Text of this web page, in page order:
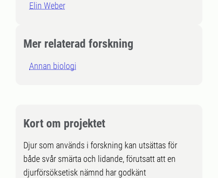
Elin Weber
Mer relaterad forskning
Annan biologi
Kort om projektet
Djur som används i forskning kan utsättas för
både svår smärta och lidande, förutsatt att en
djurförsöksetisk nämnd har godkänt